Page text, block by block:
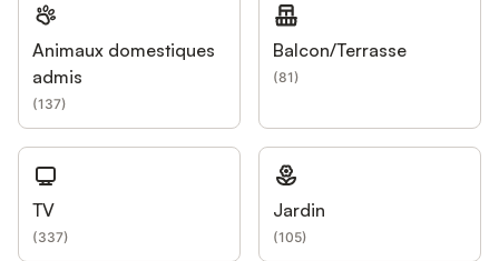
Animaux domestiques
admis
(137)
Balcon/Terrasse
(81)
TV
(337)
Jardin
(105)